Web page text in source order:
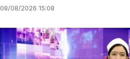
08/08/2026 15:08